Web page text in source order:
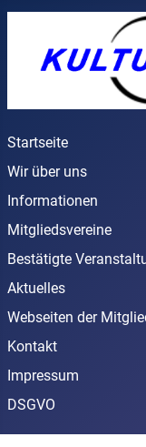
Startseite
Wir über uns
Informationen
Mitgliedsvereine
Bestätigte
Aktuelles
Webseiten der
Kontakt
Impressum
DSGVO